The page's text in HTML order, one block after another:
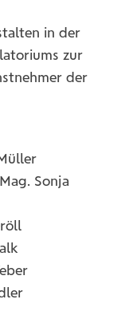
in der
zur
der
Sonja